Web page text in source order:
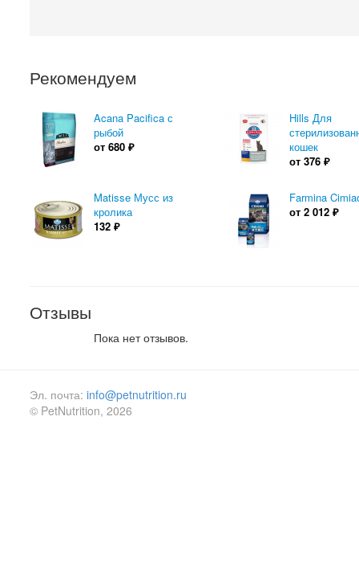
Рекомендуем
Acana Pacifica с
рыбой
от 680 ₽
Hills Для
кошек
от376 ₽
Matisse Мусс из
кролика
132 ₽
Farmina
от2 012 ₽
Отзывы
Пока нет отзывов.
Эл. почта: info@petnutrition.ru
© PetNutrition, 2026